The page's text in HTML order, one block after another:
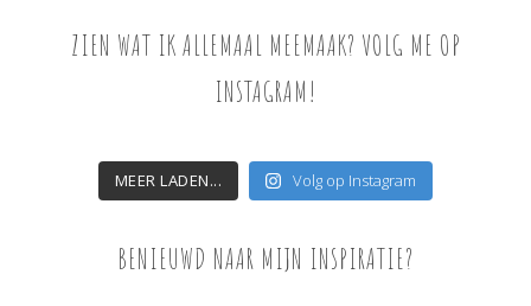
ZIEN WAT IK ALLEMAAL MEEMAAK? VOLG ME OP
INSTAGRAM!
MEER LADEN... Volg op Instagram
BENIEUWD NAAR MIJN INSPIRATIE?